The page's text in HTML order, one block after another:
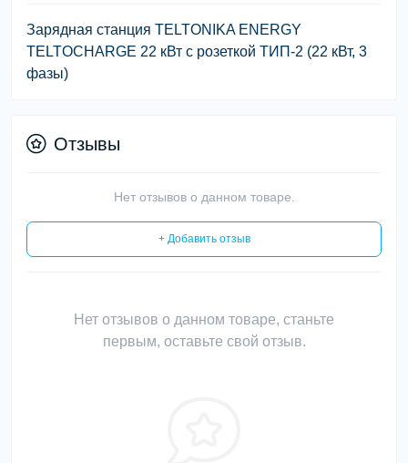
Зарядная станция TELTONIKA ENERGY
TELTOCHARGE 22 кВт с розеткой ТИП-2 (22 кВт, 3
фазы)
Отзывы
Нет отзывов о данном товаре.
+ Добавить отзыв
Нет отзывов о данном товаре, станьте
первым, оставьте свой отзыв.